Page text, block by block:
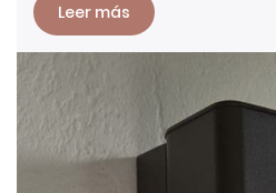
Leer más